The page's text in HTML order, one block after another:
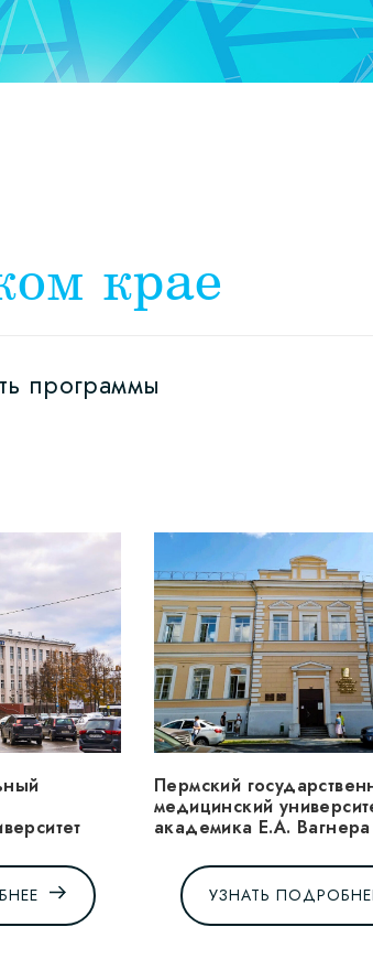
крае
программы
Пермский
медицинский
академика Е.А. Вагнера
УЗНАТЬ